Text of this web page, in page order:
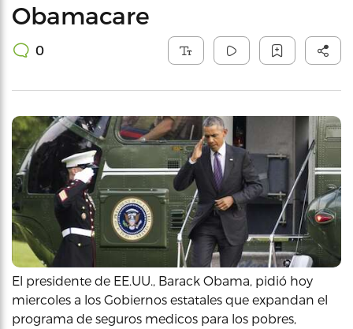
Obamacare
0
El presidente de EE.UU., Barack Obama, pidió hoy
miercoles a los Gobiernos estatales que expandan el
programa de seguros medicos para los pobres,